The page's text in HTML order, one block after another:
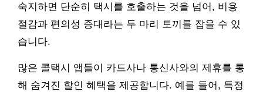
숙지하면 단순히 택시를 호출하는 것을 넘어, 비용
절감과 편의성 증대라는 두 마리 토끼를 잡을 수 있
습니다.
많은 콜택시 앱들이 카드사나 통신사와의 제휴를 통
해 숨겨진 할인 혜택을 제공합니다. 예를 들어, 특정